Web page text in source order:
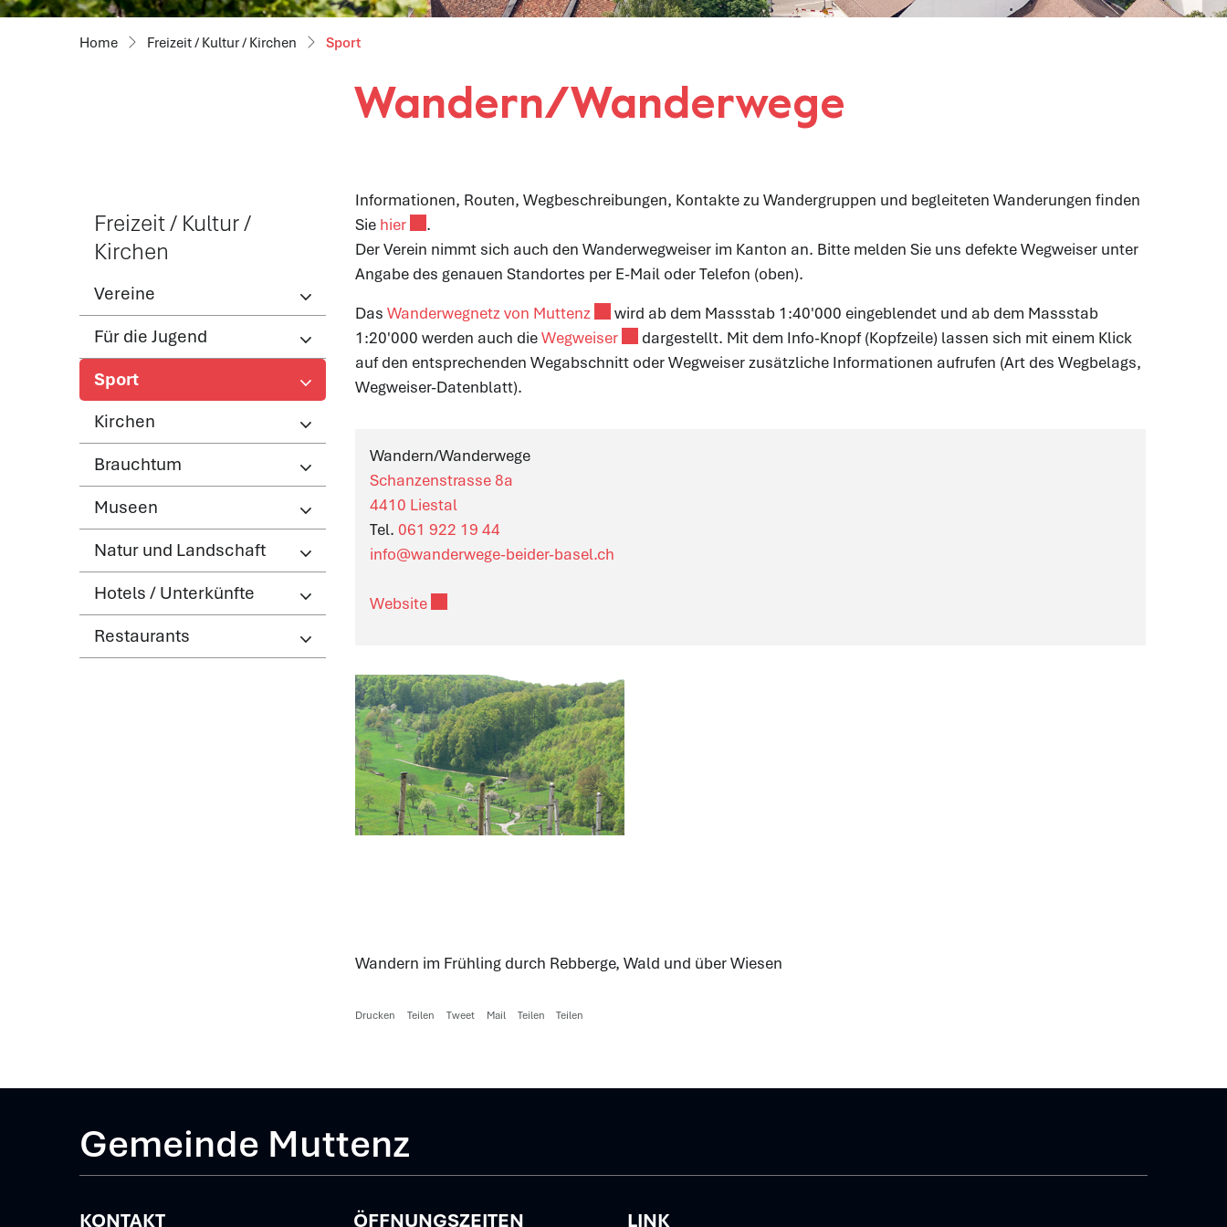
Freizeit / Kultur / Kirchen Sport(ausgewählt)
Wandern/Wanderwege
Freizeit / Kultur /
Kirchen
Vereine
Für die Jugend
Sport
(ausgewählt)
Kirchen
Brauchtum
Museen
Natur und Landschaft
Hotels / Unterkünfte
Restaurants
Informationen, Routen, Wegbeschreibungen, Kontakte zu Wandergruppen und begleiteten Wanderungen finden
Sie hierExterner Link wird in einem neuen Fenster geöffnet.
.
Der Verein nimmt sich auch den Wanderwegweiser im Kanton an. Bitte melden Sie uns defekte Wegweiser unter
Angabe des genauen Standortes per E-Mail oder Telefon (oben).
Das Wanderwegnetz von Muttenz Externer Link wird in einem neuen Fenster geöffnet.
wird ab dem Massstab 1:40'000 eingeblendet und ab dem Massstab
1:20'000 werden auch dieWegweiserExterner Link wird in einem neuen Fenster geöffnet.
dargestellt. Mit dem Info-Knopf (Kopfzeile) lassen sich mit einem Klick
auf den entsprechenden Wegabschnitt oder Wegweiser zusätzliche Informationen aufrufen (Art des Wegbelags,
Wegweiser-Datenblatt).
Wandern/Wanderwege
Schanzenstrasse 8a
4410 Liestal
Tel. 061 922 19 44
info@wanderwege-beider-basel.ch
WebsiteExterner Link wird in einem neuen Fenster geöffnet.
Wandern im Frühling durch Rebberge, Wald und über Wiesen
Drucken Teilen Tweet Mail Teilen Teilen
Gemeinde Muttenz
KONTAKT ÖFFNUNGSZEITEN LINK